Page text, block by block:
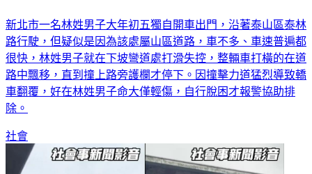
新北市一名林姓男子大年初五獨自開車出門，沿著泰山區泰林
路行駛，但疑似是因為該處屬山區道路，車不多、車速普遍都
很快，林姓男子就在下坡彎道處打滑失控，整輛車打橫的在道
路中飄移，直到撞上路旁護欄才停下。因撞擊力道猛烈導致轎
車翻覆，好在林姓男子命大僅輕傷，自行脫困才報警協助排
除。
社會